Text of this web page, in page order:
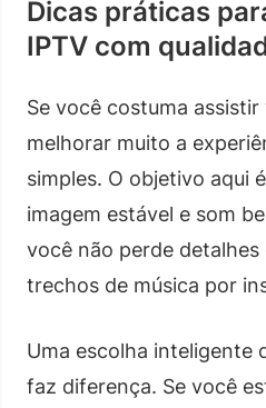
Dicas práticas
IPTV com
Se você costuma assistir
melhorar muito a
simples. O objetivo aqui
imagem estável e som
você não perde detalhes
trechos de música por
Uma escolha inteligente
faz diferença. Se você